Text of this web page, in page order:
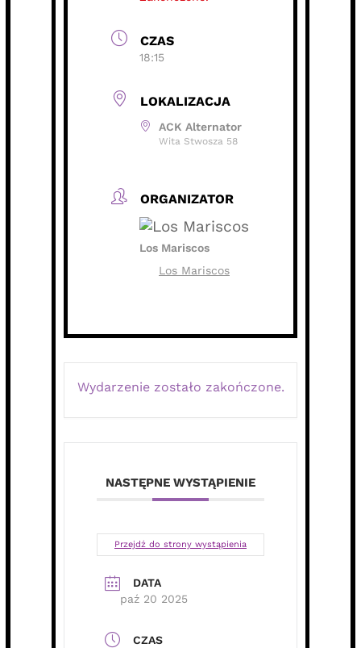
CZAS
18:15
LOKALIZACJA
ACK Alternator
Wita Stwosza 58
ORGANIZATOR
Los Mariscos
Los Mariscos
Wydarzenie zostało zakończone.
NASTĘPNE WYSTĄPIENIE
Przejdź do strony wystąpienia
DATA
paź 20 2025
CZAS